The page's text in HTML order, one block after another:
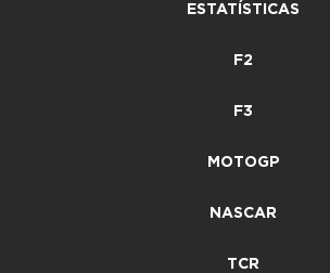
ESTATÍSTICAS
F2
F3
MOTOGP
NASCAR
TCR